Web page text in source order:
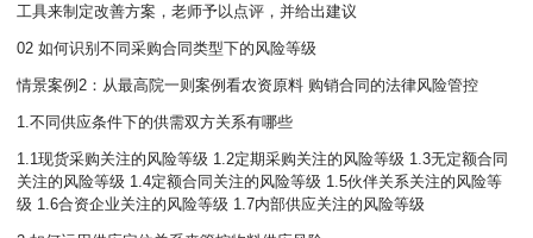
工具来制定改善方案，老师予以点评，并给出建议
02 如何识别不同采购合同类型下的风险等级
情景案例2：从最高院一则案例看农资原料 购销合同的法律风险管控
1.不同供应条件下的供需双方关系有哪些
1.1现货采购关注的风险等级 1.2定期采购关注的风险等级 1.3无定额合同
关注的风险等级 1.4定额合同关注的风险等级 1.5伙伴关系关注的风险等
级 1.6合资企业关注的风险等级 1.7内部供应关注的风险等级